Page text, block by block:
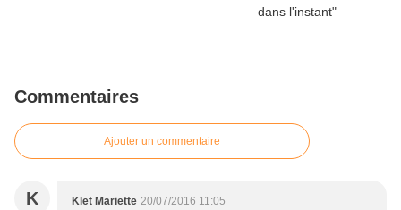
Commentaires
Ajouter un commentaire
K Klet Mariette 20/07/2016 11:05